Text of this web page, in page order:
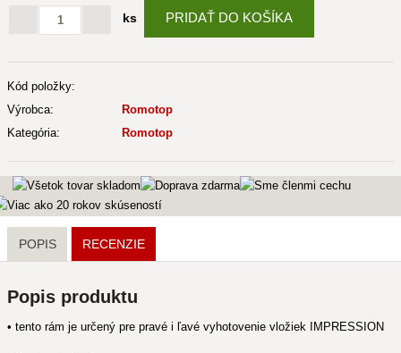
ks PRIDAŤ DO KOŠÍKA
Kód položky:
Výrobca:
Romotop
Kategória:
Romotop
POPIS RECENZIE
Popis produktu
• tento rám je určený pre pravé i ľavé vyhotovenie vložiek IMPRESSION